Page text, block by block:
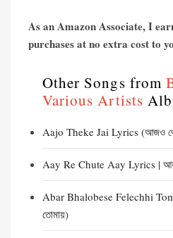
As an Amazon Associate, I
purchases at no extra cost to
Other Songs from
Various Artists
Aajo Theke Jai Lyrics (আজও
Aay Re Chute Aay Lyrics | আয়
Abar Bhalobese Felechhi
তোমায়)